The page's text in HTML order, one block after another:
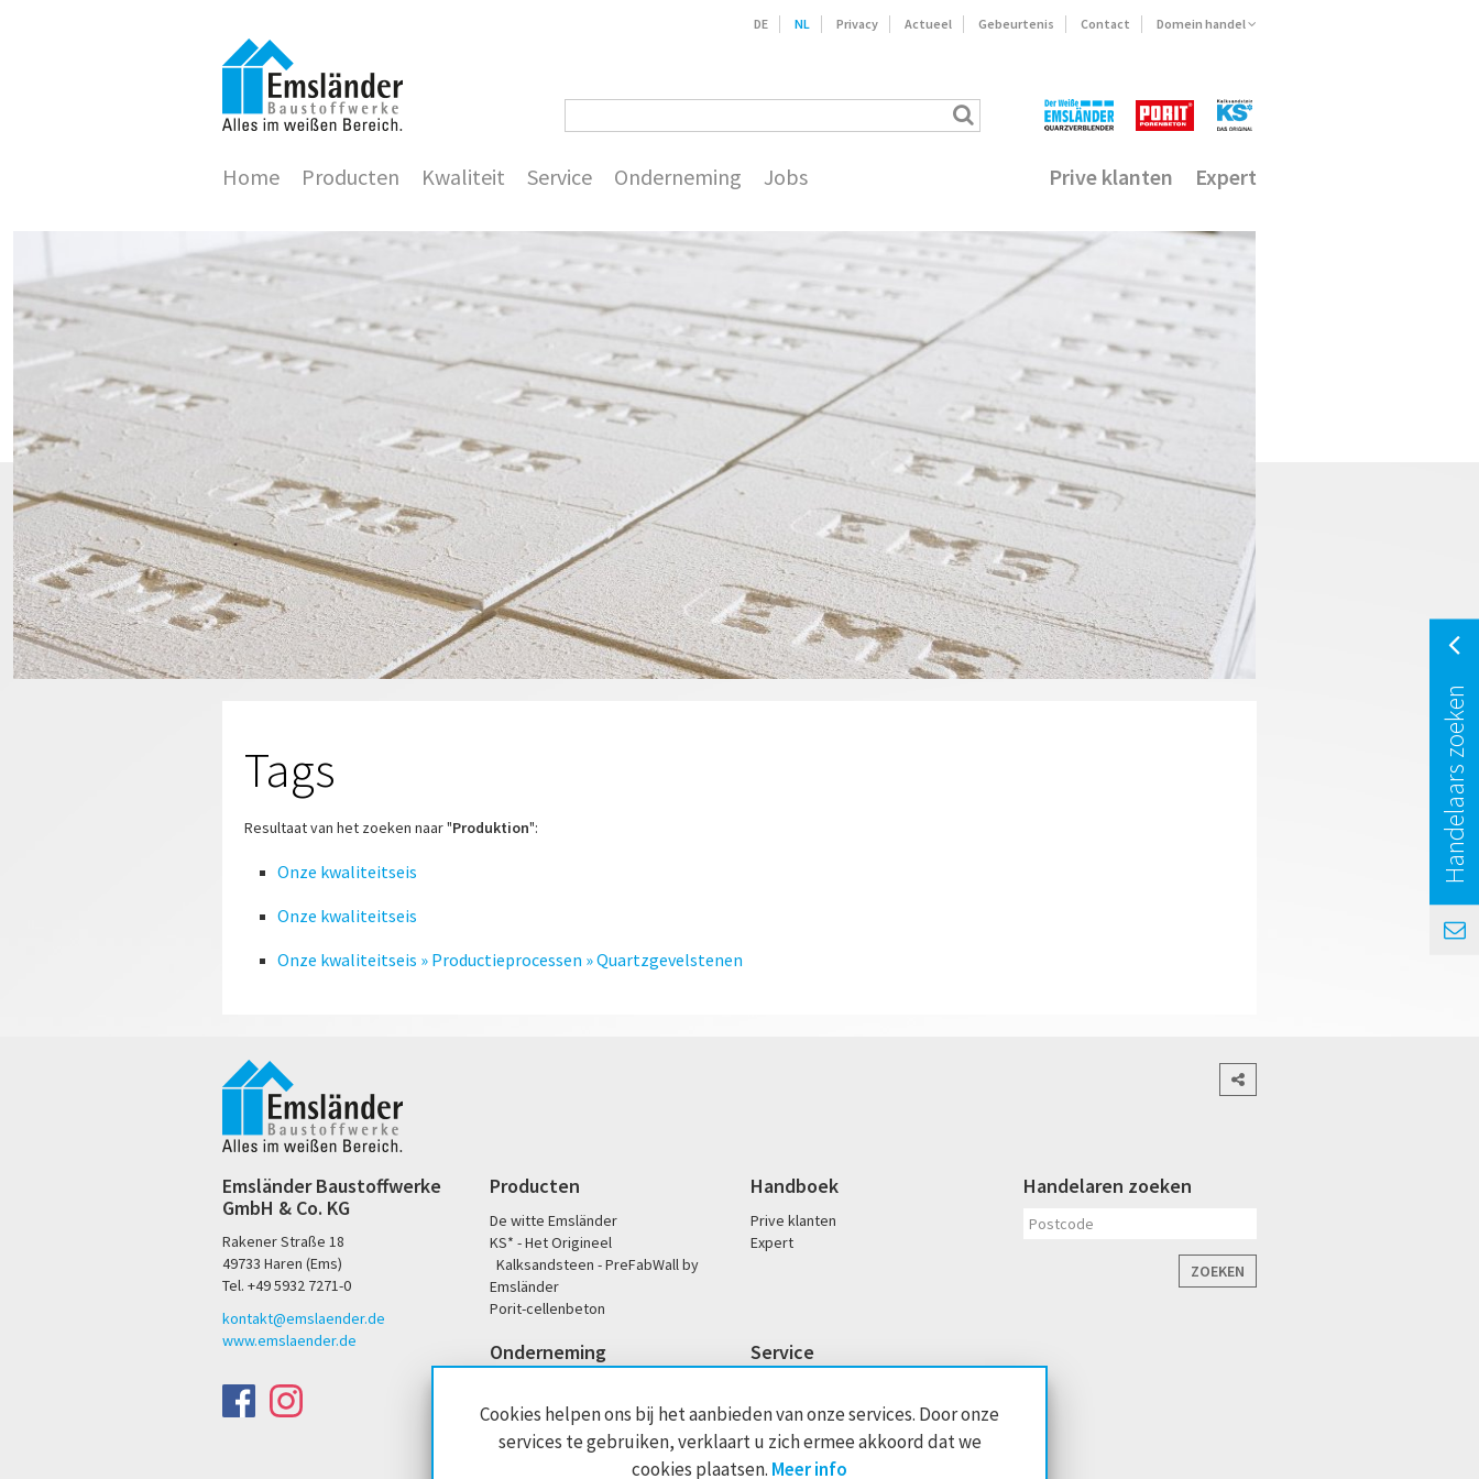
Cookies helpen ons bij het aanbieden van onze services. Door onze
services te gebruiken, verklaart u zich ermee akkoord dat we
cookies plaatsen. Meer info
DE NL Privacy Actueel Gebeurtenis Contact Domein handel
Home Producten Kwaliteit Service Onderneming Jobs Prive klanten Expert
Tags
Resultaat van het zoeken naar "Produktion":
Onze kwaliteitseis
Onze kwaliteitseis
Onze kwaliteitseis » Productieprocessen » Quartzgevelstenen
Emsländer Baustoffwerke
GmbH & Co. KG
Rakener Straße 18
49733 Haren (Ems)
Tel. +49 5932 7271-0
kontakt@emslaender.de
www.emslaender.de
Handelaren zoeken
ZOEKEN
Producten
De witte Emsländer
KS* - Het Origineel
Kalksandsteen - PreFabWall by
Emsländer
Porit-cellenbeton
Handboek
Prive klanten
Expert
Onderneming
Sociale betrokkenheid
Historie
Service
Kantoor- en servicetijden
Handelaren zoeken
Dop / prestatieverklaringen
Handelaars zoeken